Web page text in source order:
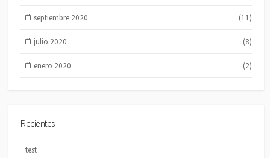
septiembre 2020 (11)
julio 2020 (8)
enero 2020 (2)
Recientes
test